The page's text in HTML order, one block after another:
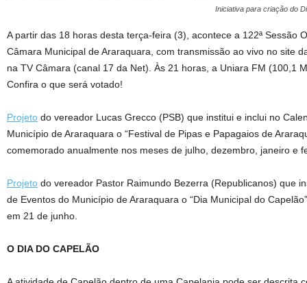
Iniciativa para criação do
A partir das 18 horas desta terça-feira (3), acontece a 122ª Sessão
Câmara Municipal de Araraquara, com transmissão ao vivo no site
na TV Câmara (canal 17 da Net). Às 21 horas, a Uniara FM (100,1
Confira o que será votado!
Projeto do vereador Lucas Grecco (PSB) que institui e inclui no
Município de Araraquara o “Festival de Pipas e Papagaios de
comemorado anualmente nos meses de julho, dezembro, janeiro e
Projeto do vereador Pastor Raimundo Bezerra (Republicanos) que
de Eventos do Município de Araraquara o “Dia Municipal do
em 21 de junho.
O DIA DO CAPELÃO